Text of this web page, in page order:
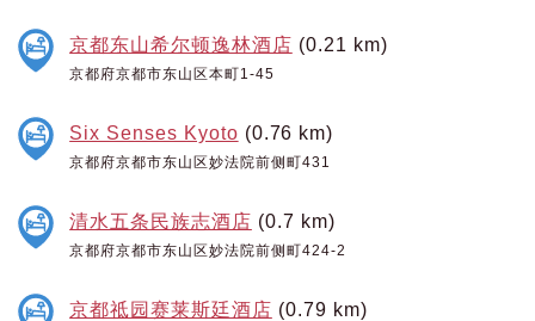
京都东山希尔顿逸林酒店 (0.21 km)
京都府京都市东山区本町1-45
Six Senses Kyoto (0.76 km)
京都府京都市东山区妙法院前侧町431
清水五条民族志酒店 (0.7 km)
京都府京都市东山区妙法院前侧町424-2
京都祗园赛莱斯廷酒店 (0.79 km)